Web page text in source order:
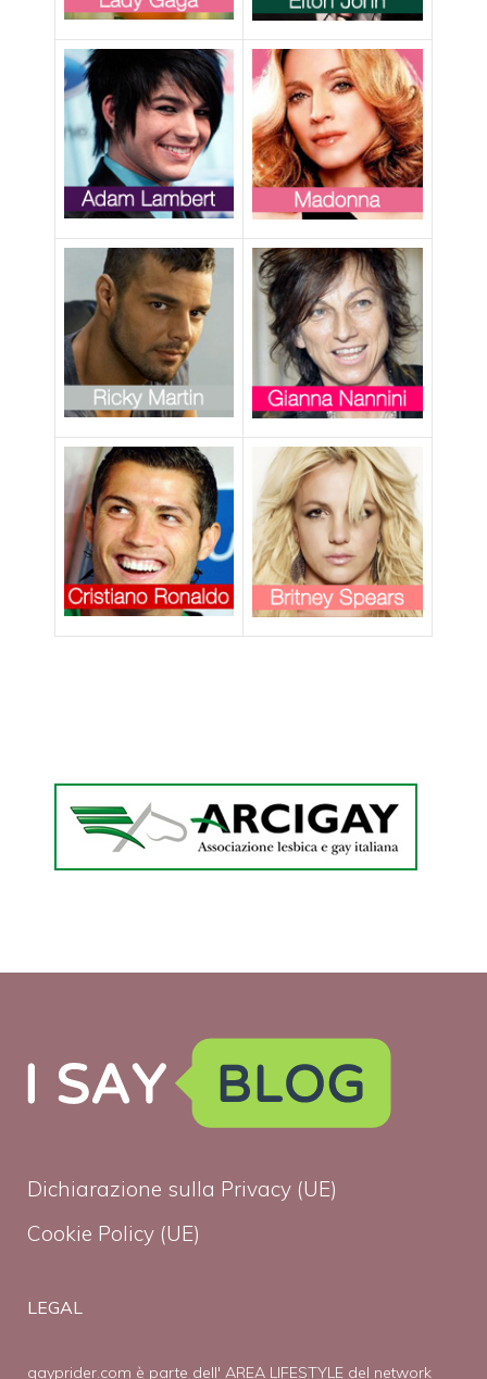
Dichiarazione sulla Privacy (UE)
Cookie Policy (UE)
LEGAL
gayprider.com è parte dell' AREA LIFESTYLE del network